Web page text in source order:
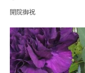
開院御祝